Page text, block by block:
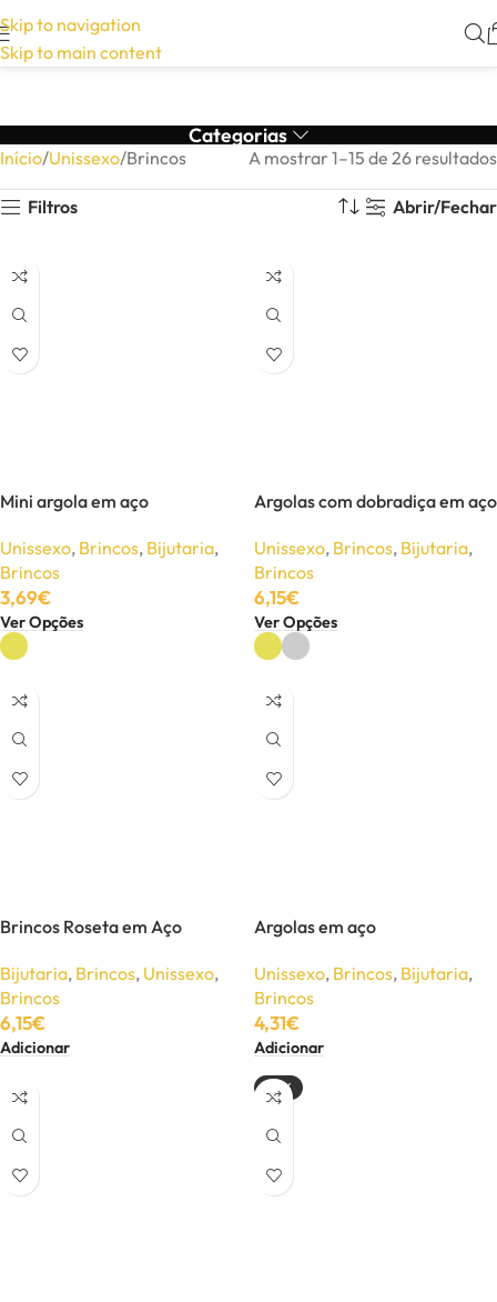
Skip to navigation
Skip to main content
Categorias
Início Unissexo Brincos A mostrar 1–15 de 26 resultados
Filtros Abrir/Fechar
Mini argola em aço
Unissexo, Brincos, Bijutaria,
Brincos
3,69€
Ver Opções
Argolas com dobradiça em aço
Unissexo, Brincos, Bijutaria,
Brincos
6,15€
Ver Opções
Brincos Roseta em Aço
Bijutaria, Brincos, Unissexo,
Brincos
6,15€
Adicionar
Argolas em aço
Unissexo, Brincos, Bijutaria,
Brincos
4,31€
Adicionar
-35%